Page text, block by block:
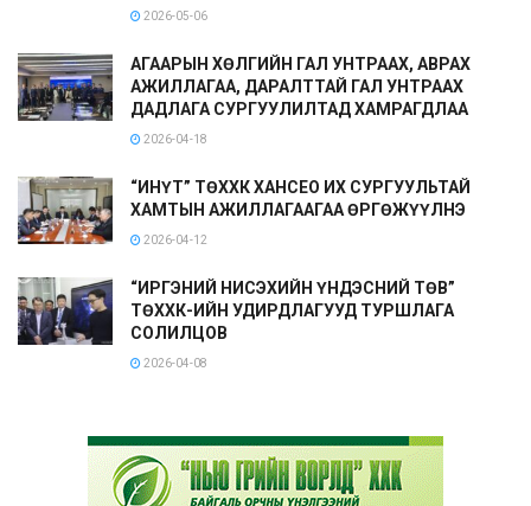
2026-05-06
АГААРЫН ХӨЛГИЙН ГАЛ УНТРААХ, АВРАХ
АЖИЛЛАГАА, ДАРАЛТТАЙ ГАЛ УНТРААХ
ДАДЛАГА СУРГУУЛИЛТАД ХАМРАГДЛАА
2026-04-18
“ИНҮТ” ТӨХХК ХАНСЕО ИХ СУРГУУЛЬТАЙ
ХАМТЫН АЖИЛЛАГААГАА ӨРГӨЖҮҮЛНЭ
2026-04-12
“ИРГЭНИЙ НИСЭХИЙН ҮНДЭСНИЙ ТӨВ”
ТӨХХК-ИЙН УДИРДЛАГУУД ТУРШЛАГА
СОЛИЛЦОВ
2026-04-08